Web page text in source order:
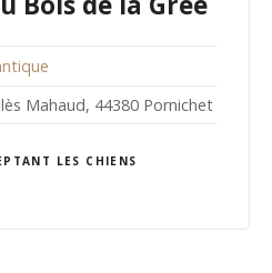
Mahaud, 44380 Pornichet
LES CHIENS